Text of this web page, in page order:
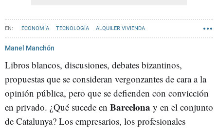
ECONOMÍA TECNOLOGÍA ALQUILER VIVIENDA
EL PRAT DE LLOBREGAT
Manel Manchón
Libros blancos, discusiones, debates bizantinos,
propuestas que se consideran vergonzantes de cara a la
opinión pública, pero que se defienden con convicción
en privado. ¿Qué sucede en Barcelona y en el conjunto
de Catalunya? Los empresarios, los profesionales